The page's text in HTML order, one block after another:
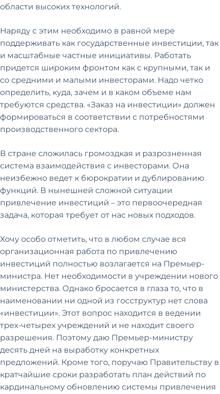
области высоких технологий.
Наряду с этим необходимо в равной мере
поддерживать как государственные инвестиции, так
и масштабные частные инициативы. Работать
придется широким фронтом как с крупными, так и
со средними и малыми инвесторами. Надо четко
определить, куда, зачем и в каком объеме нам
требуются средства. «Заказ на инвестиции» должен
формироваться в соответствии с потребностями
производственного сектора.
В стране сложилась громоздкая и разрозненная
система взаимодействия с инвесторами. Она
неизбежно ведет к бюрократии и дублированию
функций. В нынешней сложной ситуации
привлечение инвестиций – это первоочередная
задача, которая требует от нас новых подходов.
Хочу особо отметить, что в любом случае вся
организационная работа по привлечению
инвестиций полностью возлагается на Премьер-
министра. Нет необходимости в учреждении нового
министерства. Однако бросается в глаза то, что в
наименовании ни одной из госструктур нет слова
«инвестиции». Этот вопрос находится в ведении
трех-четырех учреждений и не находит своего
разрешения. Поэтому даю Премьер-министру
десять дней на выработку конкретных
предложений. Кроме того, поручаю Правительству в
кратчайшие сроки разработать план действий по
кардинальному обновлению системы привлечения